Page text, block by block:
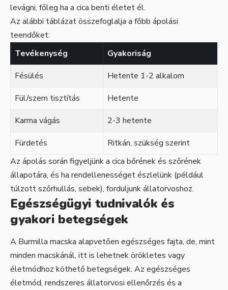
levágni, főleg ha a cica benti életet él.
Az alábbi táblázat összefoglalja a főbb ápolási
teendőket:
Tevékenység
Gyakoriság
Fésülés
Hetente 1-2 alkalom
Fül/szem tisztítás
Hetente
Karma vágás
2-3 hetente
Fürdetés
Ritkán, szükség szerint
Az ápolás során figyeljünk a cica bőrének és szőrének
állapotára, és ha rendellenességet észlelünk (például
túlzott szőrhullás, sebek), forduljunk állatorvoshoz.
Egészségügyi tudnivalók és
gyakori betegségek
A Burmilla macska alapvetően egészséges fajta, de, mint
minden macskánál, itt is lehetnek örökletes vagy
életmódhoz köthető betegségek. Az egészséges
életmód, rendszeres állatorvosi ellenőrzés és a